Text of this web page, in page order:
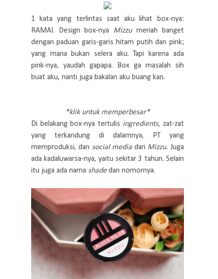
1 kata yang terlintas saat aku lihat box-nya:
RAMAI. Design box-nya Mizzu meriah banget
dengan paduan garis-garis hitam putih dan pink;
yang mana bukan selera aku. Tapi karena ada
pink-nya, yaudah gapapa. Box ga masalah sih
buat aku, nanti juga bakalan aku buang kan.
*klik untuk memperbesar*
Di belakang box-nya tertulis ingredients, zat-zat
yang terkandung di dalamnya, PT yang
memproduksi, dan social media dari Mizzu. Juga
ada kadaluwarsa-nya, yaitu sekitar 3 tahun. Selain
itu juga ada nama shadedan nomornya.